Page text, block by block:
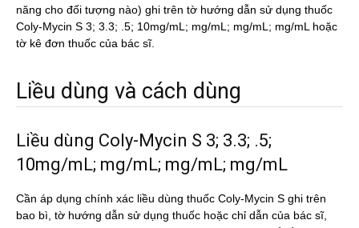
năng cho đối tượng nào) ghi trên tờ hướng dẫn sử dụng thuốc
Coly-Mycin S 3; 3.3; .5; 10mg/mL; mg/mL; mg/mL; mg/mL hoặc
tờ kê đơn thuốc của bác sĩ.
Liều dùng và cách dùng
Liều dùng Coly-Mycin S 3; 3.3; .5;
10mg/mL; mg/mL; mg/mL; mg/mL
Cần áp dụng chính xác liều dùng thuốc Coly-Mycin S ghi trên
bao bì, tờ hướng dẫn sử dụng thuốc hoặc chỉ dẫn của bác sĩ,